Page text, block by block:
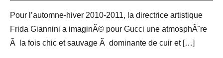
Pour l’automne-hiver 2010-2011, la directrice artistique
Frida Giannini a imaginÃ© pour Gucci une atmosphÃ¨re
Ã la fois chic et sauvage Ã dominante de cuir et […]